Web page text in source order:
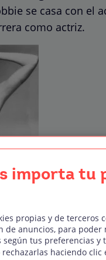
se casa con el
como actriz.
la actuación es
de Charlie,
importa tu
propias y de terceros
de anuncios, para
según tus preferencias y
haciendo clic